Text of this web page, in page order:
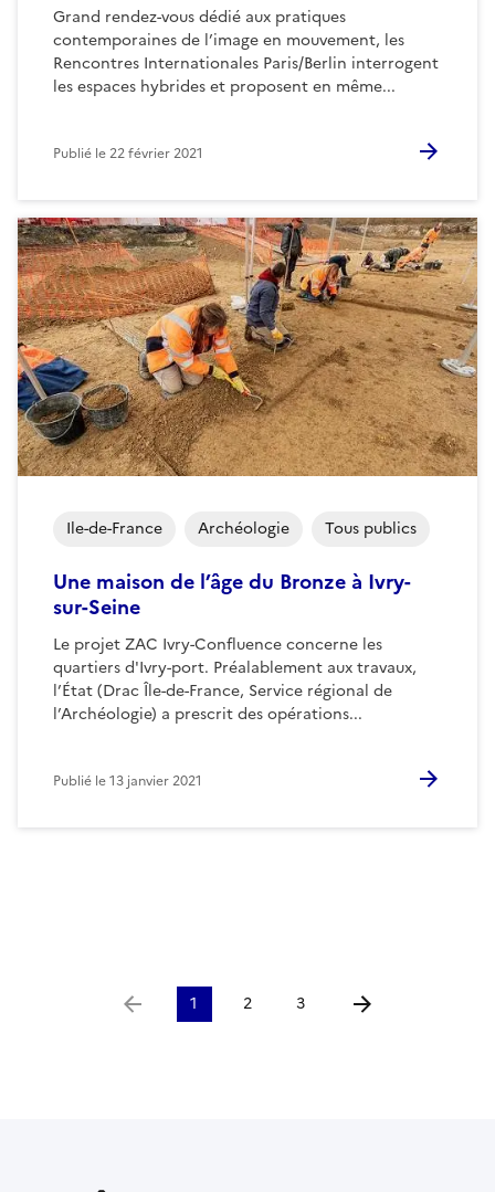
Grand rendez-vous dédié aux pratiques
contemporaines de l’image en mouvement, les
Rencontres Internationales Paris/Berlin interrogent
les espaces hybrides et proposent en même...
Publié le22 février 2021
Une maison de l’âge du Bronze à Ivry-
sur-Seine
Le projet ZAC Ivry-Confluence concerne les
quartiers d'Ivry-port. Préalablement aux travaux,
l’État (Drac Île-de-France, Service régional de
l’Archéologie) a prescrit des opérations...
Ile-de-France Archéologie Tous publics
Publié le13 janvier 2021
Aller à la page précédente
1 2 3 Aller à la page